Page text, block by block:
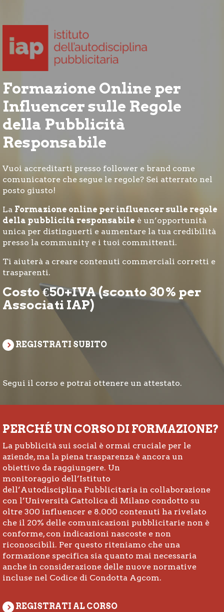
Formazione Online per
Influencer sulle Regole
della Pubblicità
Responsabile
Vuoi accreditarti presso follower e brand come
comunicatore che segue le regole? Sei atterrato nel
posto giusto!
La Formazione online per influencer sulle regole
della pubblicità responsabile è un’opportunità
unica per distinguerti e aumentare la tua credibilità
presso la community e i tuoi committenti.
Ti aiuterà a creare contenuti commerciali corretti e
trasparenti.
Costo €50+IVA (sconto 30% per
Associati IAP)
REGISTRATI SUBITO
Segui il corso e potrai ottenere un attestato.
PERCHÉ UN CORSO DI FORMAZIONE?
La pubblicità sui social è ormai cruciale per le
aziende, ma la piena trasparenza è ancora un
obiettivo da raggiungere. Un
monitoraggio dell’Istituto
dell’Autodisciplina Pubblicitaria in collaborazione
con l’Università Cattolica di Milano condotto su
oltre 300 influencer e 8.000 contenuti ha rivelato
che il 20% delle comunicazioni pubblicitarie non è
conforme, con indicazioni nascoste e non
riconoscibili. Per questo riteniamo che una
formazione specifica sia quanto mai necessaria
anche in considerazione delle nuove normative
incluse nel Codice di Condotta Agcom.
REGISTRATI AL CORSO